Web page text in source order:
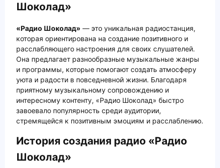
Шоколад»
«Радио Шоколад» — это уникальная радиостанция,
которая ориентирована на создание позитивного и
расслабляющего настроения для своих слушателей.
Она предлагает разнообразные музыкальные жанры
и программы, которые помогают создать атмосферу
уюта и радости в повседневной жизни. Благодаря
приятному музыкальному сопровождению и
интересному контенту, «Радио Шоколад» быстро
завоевало популярность среди аудитории,
стремящейся к позитивным эмоциям и расслаблению.
История создания радио «Радио
Шоколад»